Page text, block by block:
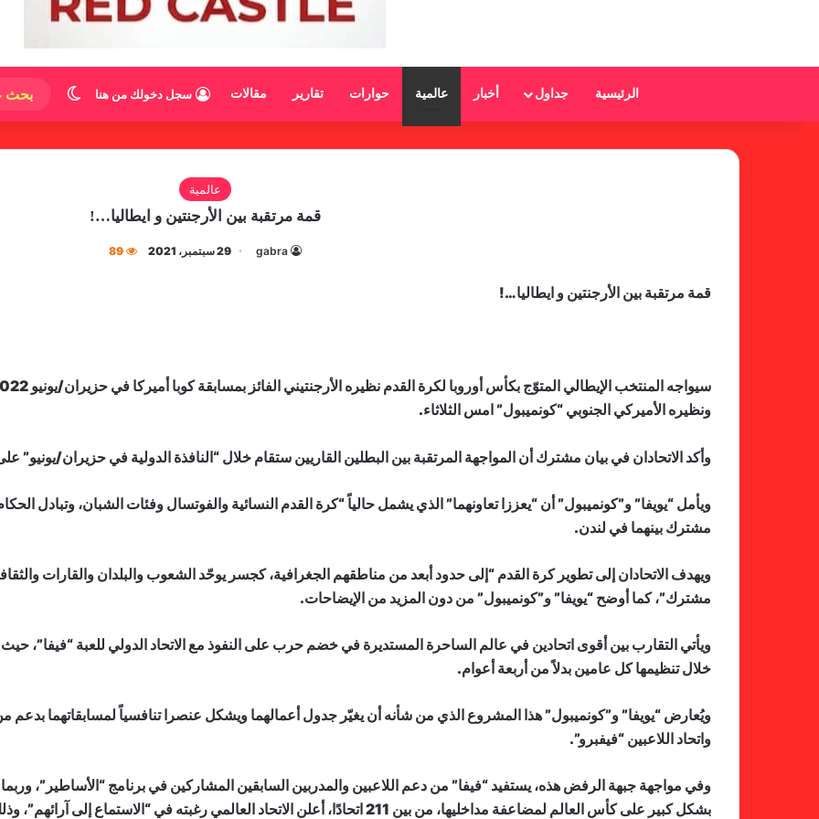
الرئيسية جداول أخبار عالمية حوارات تقارير مقالات سجل دخولك من هنا الوضع
عالمية
قمة مرتقبة بين الأرجنتين و ايطاليا…!
gabra 29 سبتمبر، 2021 89
قمة مرتقبة بين الأرجنتين و ايطاليا…!
ونظيره الأميركي الجنوبي “كونميبول” امس الثلاثاء.‬
وأكد الاتحادان في بيان مشترك أن المواجهة المرتقبة بين البطلين القاريين ستقام خلال “النافذة الدولية في حزيران/يونيو”
ويأمل “يويفا” و”كونميبول” أن “يعززا تعاونهما” الذي يشمل حالياً “كرة القدم النسائية والفوتسال وفئات الشبان، وتبادل
مشترك بينهما في لندن.
ويهدف الاتحادان إلى تطوير كرة القدم “إلى حدود أبعد من مناطقهم الجغرافية، كجسر يوحّد الشعوب والبلدان والقارات
مشترك”، كما أوضح “يويفا” و”كونميبول” من دون المزيد من الإيضاحات.
ويأتي التقارب بين أقوى اتحادين في عالم الساحرة المستديرة في خضم حرب على النفوذ مع الاتحاد الدولي للعبة “فيفا”،
خلال تنظيمها كل عامين بدلاً من أربعة أعوام.
ويُعارض “يويفا” و”كونميبول” هذا المشروع الذي من شأنه أن يغيّر جدول أعمالهما ويشكل عنصرا تنافسياً لمسابقاتهما
واتحاد اللاعبين “فيفبرو”.
وفي مواجهة جبهة الرفض هذه، يستفيد “فيفا” من دعم اللاعبين والمدربين السابقين المشاركين في برنامج “الأساطير”،
بشكل كبير على كأس العالم لمضاعفة مداخليها، من بين 211 اتحادًا، أعلن الاتحاد العالمي رغبته في “الاستماع إلى آرائهم”، وذلك في اجتماع قمة افتراضي الخميس المقبل.